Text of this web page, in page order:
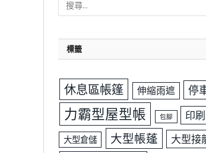
標籤
休息區帳篷 伸縮雨遮 停
力霸型屋型帳 包腳 印刷
大型倉儲 大型帳蓬 大型接